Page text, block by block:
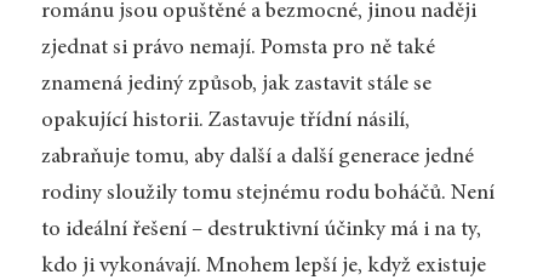
románu jsou opuštěné a bezmocné, jinou naději
zjednat si právo nemají. Pomsta pro ně také
znamená jediný způsob, jak zastavit stále se
opakující historii. Zastavuje třídní násilí,
zabraňuje tomu, aby další a další generace jedné
rodiny sloužily tomu stejnému rodu boháčů. Není
to ideální řešení – destruktivní účinky má i na ty,
kdo ji vykonávají. Mnohem lepší je, když existuje